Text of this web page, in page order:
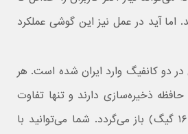
اما آید در عمل نیز این گوشی عملکرد
دو کانفیگ وارد ایران شده است. هر
حافظه ذخیره‌سازی دارند و تنها تفاوت
آنها به میزان رم (۱۲ یا ۱۶ گیگ) باز می‌گردد. شما می‌توانید با